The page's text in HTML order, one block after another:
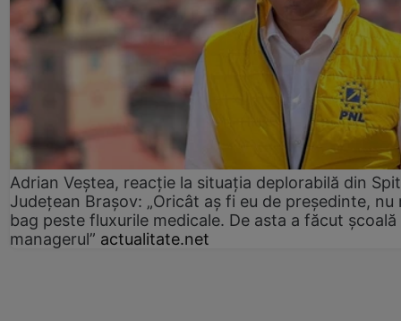
Adrian Veștea, reacție la situația deplorabilă din
Județean Brașov: „Oricât aș fi eu de președinte, nu
bag peste fluxurile medicale. De asta a făcut școală
managerul” actualitate.net